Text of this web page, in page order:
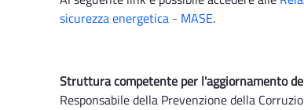
sicurezza energetica - MASE.
Struttura competente per l'aggiornamento
Responsabile della Prevenzione della